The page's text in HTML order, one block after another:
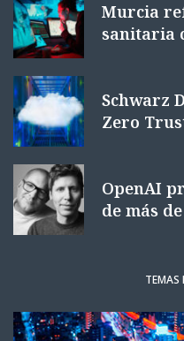
Murcia
sanitaria
Schwarz
Zero
OpenAI
de más
TEMAS